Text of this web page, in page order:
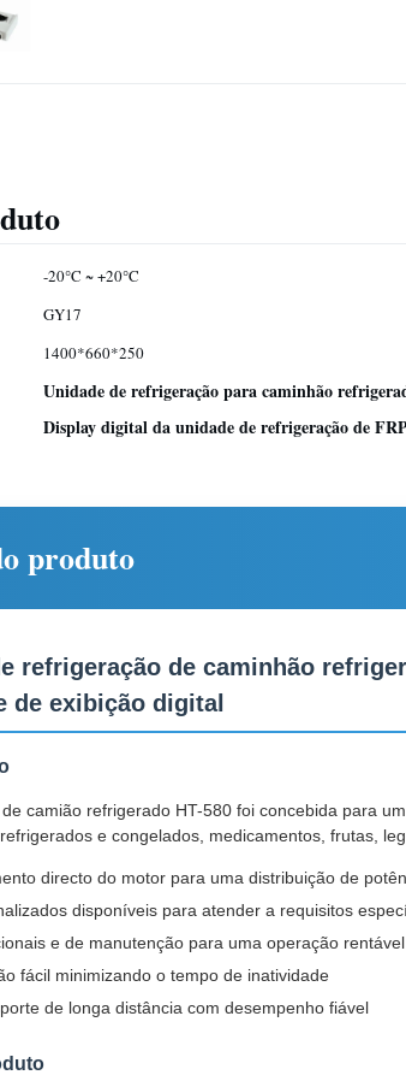
-20°C ~ +20°C
GY17
1400*660*250
Unidade de refrigeração para caminhão
Display digital da unidade de refrigeração de
produto
refrigeração de caminhão
de exibição digital
camião refrigerado HT-580 foi concebida para
e congelados, medicamentos, frutas,
directo do motor para uma distribuição de
disponíveis para atender a requisitos
e de manutenção para uma operação rentável
fácil minimizando o tempo de inatividade
de longa distância com desempenho fiável